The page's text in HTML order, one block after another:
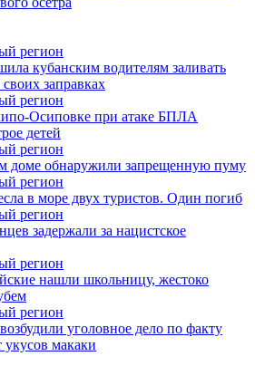
регион
кубанским водителям заливать
заправках
регион
Осиповке при атаке БПЛА
детей
регион
доме обнаружили запрещенную пуму
регион
в море двух туристов. Один погиб
регион
задержали за нацистское
регион
нашли школьницу, жестоко
регион
уголовное дело по факту
укусов макаки